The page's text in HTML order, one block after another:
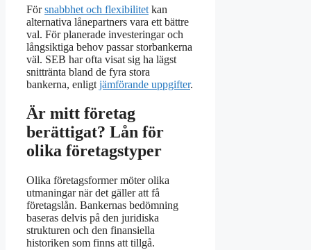
Försnabbhet och flexibilitet kan
alternativa lånepartners vara ett bättre
val. För planerade investeringar och
långsiktiga behov passar storbankerna
väl. SEB har ofta visat sig ha lägst
snittränta bland de fyra stora
bankerna, enligt jämförande uppgifter.
Är mitt företag
berättigat? Lån för
olika företagstyper
Olika företagsformer möter olika
utmaningar när det gäller att få
företagslån. Bankernas bedömning
baseras delvis på den juridiska
strukturen och den finansiella
historiken som finns att tillgå.